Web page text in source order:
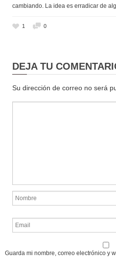
cambiando. La idea es erradicar de
1 0
DEJA TU
Su dirección de correo no será
Guarda mi nombre, correo electrónico y